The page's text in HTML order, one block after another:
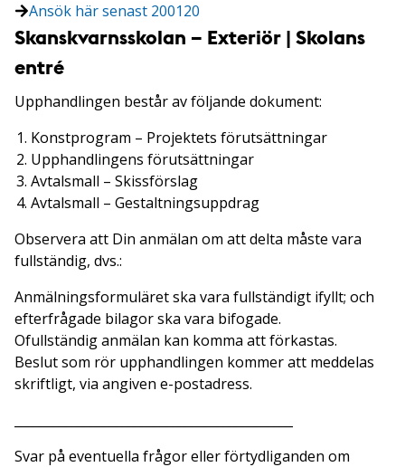
Ansök här senast 200120
Skanskvarnsskolan – Exteriör | Skolans
entré
Upphandlingen består av följande dokument:
Konstprogram – Projektets förutsättningar
Upphandlingens förutsättningar
Avtalsmall – Skissförslag
Avtalsmall – Gestaltningsuppdrag
Observera att Din anmälan om att delta måste vara
fullständig, dvs.:
Anmälningsformuläret ska vara fullständigt ifyllt; och
efterfrågade bilagor ska vara bifogade.
Ofullständig anmälan kan komma att förkastas.
Beslut som rör upphandlingen kommer att meddelas
skriftligt, via angiven e-postadress.
Svar på eventuella frågor eller förtydliganden om